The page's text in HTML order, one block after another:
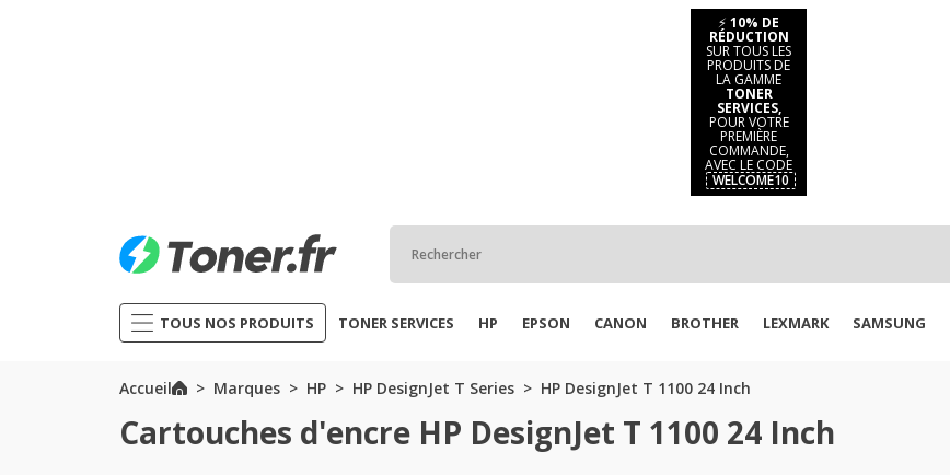
⚡ 10% DE
RÉDUCTION
SUR TOUS LES
PRODUITS DE
LA GAMME
TONER
SERVICES,
POUR VOTRE
PREMIÈRE
COMMANDE,
AVEC LE CODE
WELCOME10
TOUS NOS PRODUITS TONER SERVICES HP EPSON CANON BROTHER LEXMARK SAMSUNG
Accueil Marques HP HP DesignJet T Series HP DesignJet T 1100 24 Inch
Cartouches d'encre HP DesignJet T 1100 24 Inch